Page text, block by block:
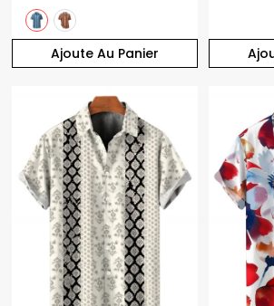
Ajoute Au Panier